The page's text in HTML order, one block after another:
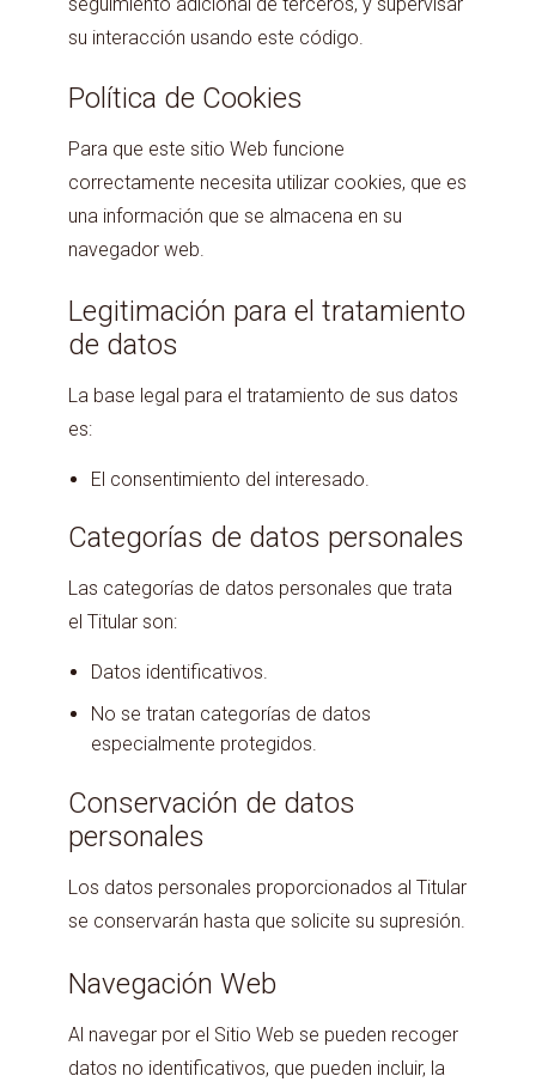
su interacción usando este código.
Política de Cookies
Para que este sitio Web funcione
correctamente necesita utilizar cookies, que es
una información que se almacena en su
navegador web.
Legitimación para el tratamiento
de datos
La base legal para el tratamiento de sus datos
es:
El consentimiento del interesado.
Categorías de datos personales
Las categorías de datos personales que trata
el Titular son:
Datos identificativos.
No se tratan categorías de datos
especialmente protegidos.
Conservación de datos
personales
Los datos personales proporcionados al Titular
se conservarán hasta que solicite su supresión.
Navegación Web
Al navegar por el Sitio Web se pueden recoger
datos no identificativos, que pueden incluir, la